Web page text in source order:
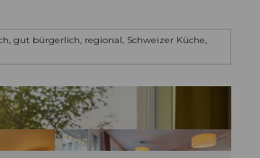
gut bürgerlich, regional, Schweizer Küche,